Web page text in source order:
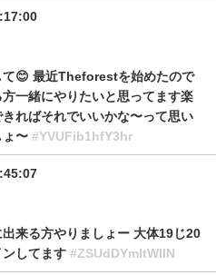
て😊 最近Theforestを始めたので
一緒にやりたいと思ってます楽
きればそれでいいかな〜って思い
ょ〜 #YVUFib1hfY3hr
来る方やりましょー 大体19じ20
ンしてます #ZSUdDYmltWllN